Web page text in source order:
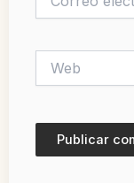
electrónico*